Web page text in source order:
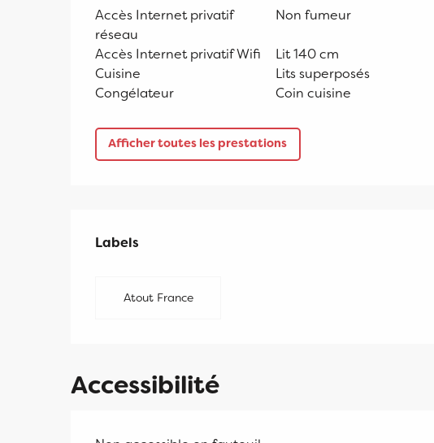
Accès Internet privatif
réseau
Non fumeur
Accès Internet privatif Wifi Lit 140 cm
Cuisine
Lits superposés
Congélateur
Coin cuisine
Afficher toutes les prestations
Offres de prestations
Labels
Labels
Atout France
Accessibilité